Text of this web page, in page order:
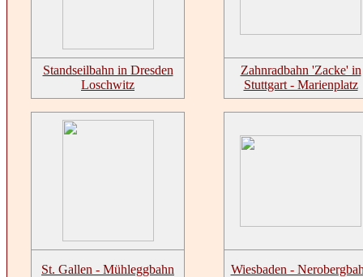
Standseilbahn in Dresden
Loschwitz
Zahnradbahn 'Zacke' in
Stuttgart - Marienplatz
St. Gallen - Mühleggbahn Wiesbaden -